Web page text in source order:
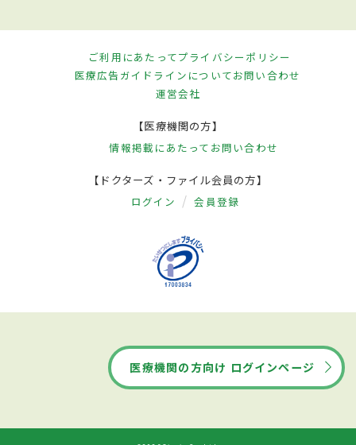
ご利用にあたってプライバシーポリシー
医療広告ガイドラインについてお問い合わせ
運営会社
【医療機関の方】
情報掲載にあたって お問い合わせ
【ドクターズ・ファイル会員の方】
ログイン 会員登録
医療機関の方向け ログインページ